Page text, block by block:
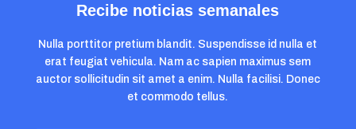
Recibe noticias semanales
Nulla porttitor pretium blandit. Suspendisse id nulla et
erat feugiat vehicula. Nam ac sapien maximus sem
auctor sollicitudin sit amet a enim. Nulla facilisi. Donec
et commodo tellus.